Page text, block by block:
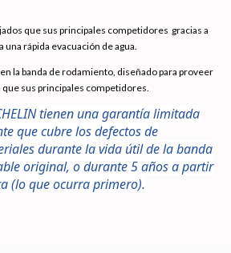
que sus principales competidores gracias a
rápida evacuación de agua.
la banda de rodamiento, diseñado para proveer
sus principales competidores.
tienen una garantía limitada
que cubre los defectos de
durante la vida útil de la banda
original, o durante 5 años a partir
(lo que ocurra primero).